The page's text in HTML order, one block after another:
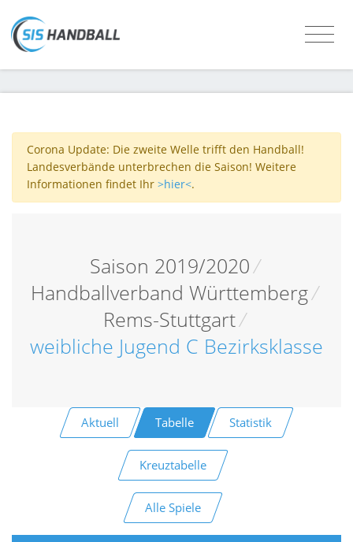
Corona Update: Die zweite Welle trifft den Handball!
Landesverbände unterbrechen die Saison! Weitere
Informationen findet Ihr >hier<.
Saison 2019/2020/
Handballverband Württemberg/
Rems-Stuttgart/
weibliche Jugend C Bezirksklasse
Aktuell Tabelle Statistik
Kreuztabelle
Alle Spiele